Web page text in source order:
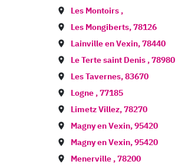
Les Montoirs ,
Les Mongiberts,78126
Lainville en Vexin,78440
Le Terte saint Denis ,78980
Les Tavernes,83670
Logne ,77185
Limetz Villez,78270
Magny en Vexin,95420
Magny en Vexin,95420
Menerville ,78200